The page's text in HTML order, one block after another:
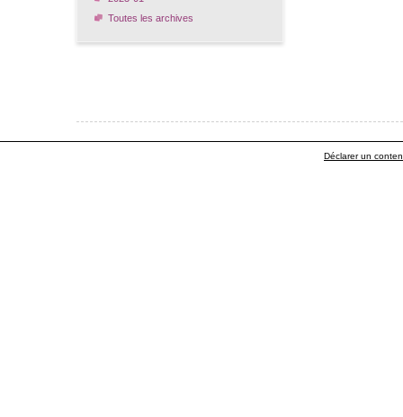
Toutes les archives
Déclarer un